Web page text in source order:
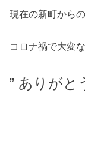
現在の新町から
コロナ禍で大変
” ありがと